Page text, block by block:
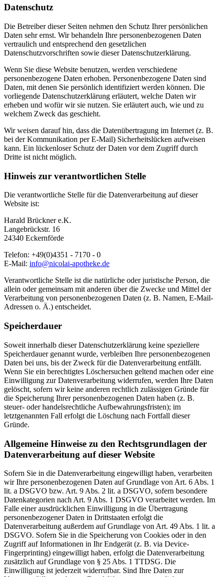
Datenschutz
Die Betreiber dieser Seiten nehmen den Schutz Ihrer persönlichen
Daten sehr ernst. Wir behandeln Ihre personenbezogenen Daten
vertraulich und entsprechend den gesetzlichen
Datenschutzvorschriften sowie dieser Datenschutzerklärung.
Wenn Sie diese Website benutzen, werden verschiedene
personenbezogene Daten erhoben. Personenbezogene Daten sind
Daten, mit denen Sie persönlich identifiziert werden können. Die
vorliegende Datenschutzerklärung erläutert, welche Daten wir
erheben und wofür wir sie nutzen. Sie erläutert auch, wie und zu
welchem Zweck das geschieht.
Wir weisen darauf hin, dass die Datenübertragung im Internet (z. B.
bei der Kommunikation per E-Mail) Sicherheitslücken aufweisen
kann. Ein lückenloser Schutz der Daten vor dem Zugriff durch
Dritte ist nicht möglich.
Hinweis zur verantwortlichen Stelle
Die verantwortliche Stelle für die Datenverarbeitung auf dieser
Website ist:
Harald Brückner e.K.
Langebrückstr. 16
24340 Eckernförde
Telefon: +49(0)4351 - 7170 - 0
E-Mail: info@nicolai-apotheke.de
Verantwortliche Stelle ist die natürliche oder juristische Person, die
allein oder gemeinsam mit anderen über die Zwecke und Mittel der
Verarbeitung von personenbezogenen Daten (z. B. Namen, E-Mail-
Adressen o. Ä.) entscheidet.
Speicherdauer
Soweit innerhalb dieser Datenschutzerklärung keine speziellere
Speicherdauer genannt wurde, verbleiben Ihre personenbezogenen
Daten bei uns, bis der Zweck für die Datenverarbeitung entfällt.
Wenn Sie ein berechtigtes Löschersuchen geltend machen oder eine
Einwilligung zur Datenverarbeitung widerrufen, werden Ihre Daten
gelöscht, sofern wir keine anderen rechtlich zulässigen Gründe für
die Speicherung Ihrer personenbezogenen Daten haben (z. B.
steuer- oder handelsrechtliche Aufbewahrungsfristen); im
letztgenannten Fall erfolgt die Löschung nach Fortfall dieser
Gründe.
Allgemeine Hinweise zu den Rechtsgrundlagen der
Datenverarbeitung auf dieser Website
Sofern Sie in die Datenverarbeitung eingewilligt haben, verarbeiten
wir Ihre personenbezogenen Daten auf Grundlage von Art. 6 Abs. 1
lit. a DSGVO bzw. Art. 9 Abs. 2 lit. a DSGVO, sofern besondere
Datenkategorien nach Art. 9 Abs. 1 DSGVO verarbeitet werden. Im
Falle einer ausdrücklichen Einwilligung in die Übertragung
personenbezogener Daten in Drittstaaten erfolgt die
Datenverarbeitung außerdem auf Grundlage von Art. 49 Abs. 1 lit. a
DSGVO. Sofern Sie in die Speicherung von Cookies oder in den
Zugriff auf Informationen in Ihr Endgerät (z. B. via Device-
Fingerprinting) eingewilligt haben, erfolgt die Datenverarbeitung
zusätzlich auf Grundlage von § 25 Abs. 1 TTDSG. Die
Einwilligung ist jederzeit widerrufbar. Sind Ihre Daten zur